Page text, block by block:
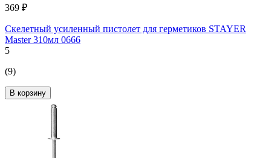
369 ₽
Скелетный усиленный пистолет для герметиков STAYER
Master 310мл 0666
5
(9)
В корзину